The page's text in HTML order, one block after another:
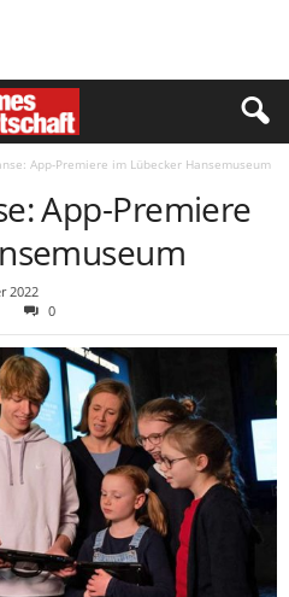
App-Premiere im Lübecker Hansemuseum
App-Premiere
2022
0